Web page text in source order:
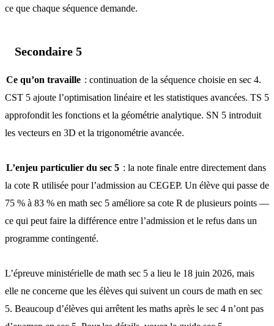
ce que chaque séquence demande.
Secondaire 5
Ce qu’on travaille : continuation de la séquence choisie en sec 4.
CST 5 ajoute l’optimisation linéaire et les statistiques avancées. TS 5
approfondit les fonctions et la géométrie analytique. SN 5 introduit
les vecteurs en 3D et la trigonométrie avancée.
L’enjeu particulier du sec 5 : la note finale entre directement dans
la cote R utilisée pour l’admission au CEGEP. Un élève qui passe de
75 % à 83 % en math sec 5 améliore sa cote R de plusieurs points —
ce qui peut faire la différence entre l’admission et le refus dans un
programme contingenté.
L’épreuve ministérielle de math sec 5 a lieu le 18 juin 2026, mais
elle ne concerne que les élèves qui suivent un cours de math en sec
5. Beaucoup d’élèves qui arrêtent les maths après le sec 4 n’ont pas